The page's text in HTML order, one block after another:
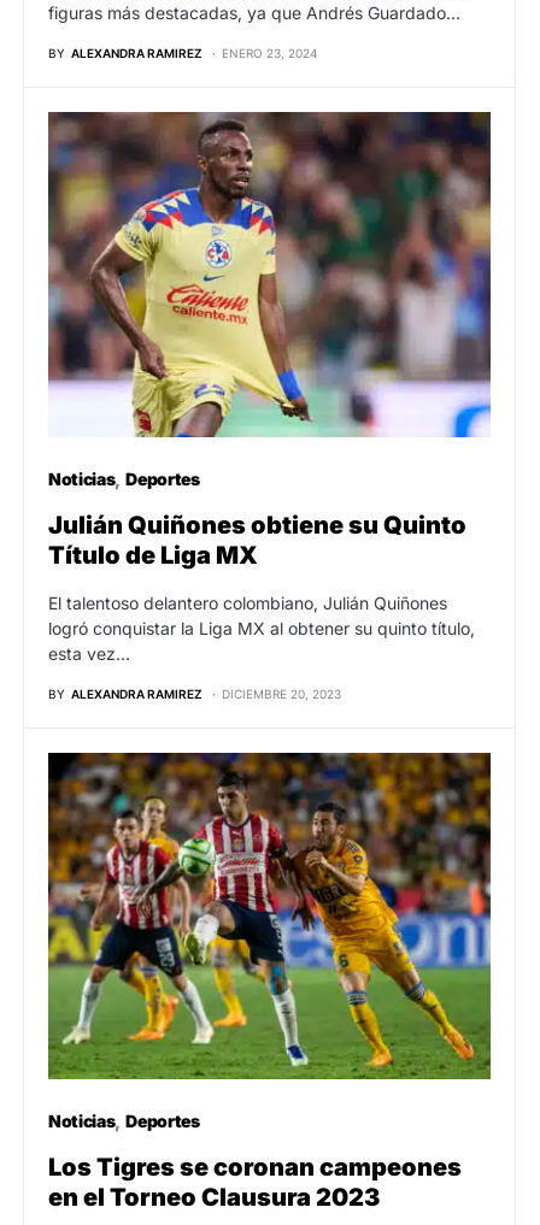
figuras más destacadas, ya que Andrés Guardado…
BY ALEXANDRA RAMIREZ ENERO 23, 2024
Noticias Deportes
Julián Quiñones obtiene su Quinto
Título de Liga MX
El talentoso delantero colombiano, Julián Quiñones
logró conquistar la Liga MX al obtener su quinto título,
esta vez…
BY ALEXANDRA RAMIREZ DICIEMBRE 20, 2023
Noticias Deportes
Los Tigres se coronan campeones
en el Torneo Clausura 2023